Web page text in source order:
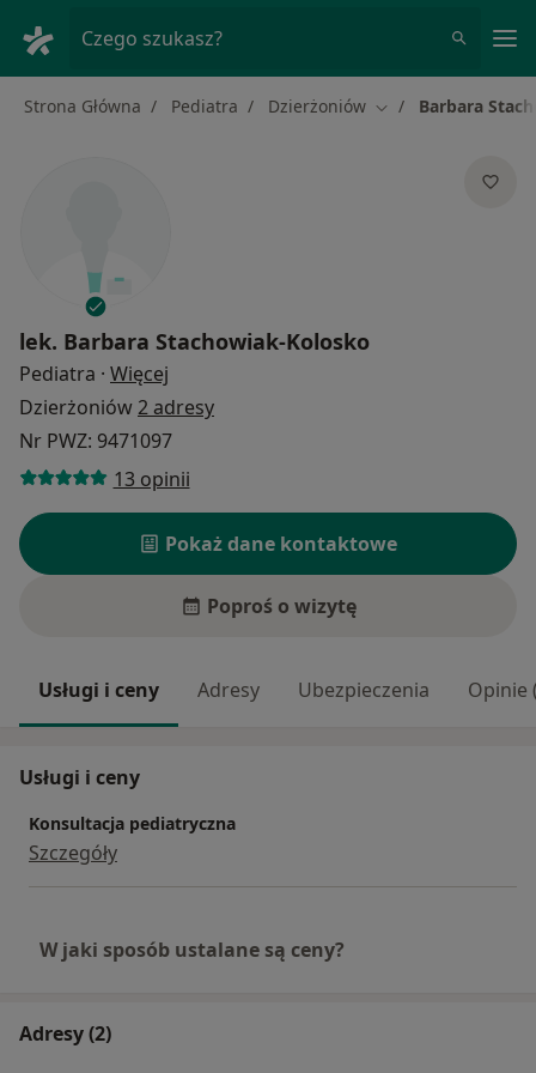
Czego szukasz?
Strona Główna Pediatra Dzierżoniów Zmień miasto
Barbara
lek. Barbara Stachowiak-Kolosko
Pediatra · Więcej
Dzierżoniów2 adresy
Nr PWZ: 9471097
13 opinii
Pokaż dane kontaktowe
Poproś o wizytę
Usługi i ceny Adresy Ubezpieczenia Opinie
Usługi i ceny
Konsultacja pediatryczna
Szczegóły
W jaki sposób ustalane są ceny?
Adresy (2)